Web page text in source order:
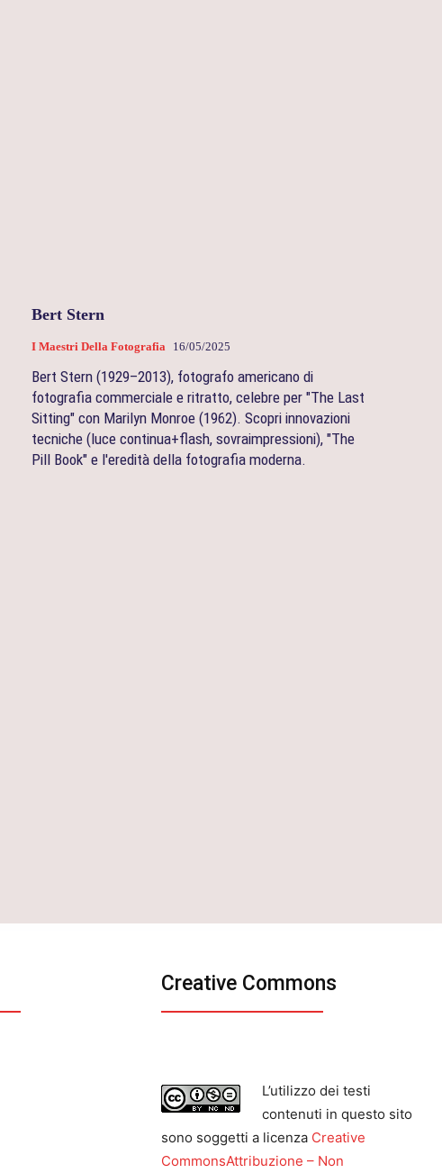
Bert Stern
I Maestri Della Fotografia 16/05/2025
Bert Stern (1929–2013), fotografo americano di
fotografia commerciale e ritratto, celebre per "The Last
Sitting" con Marilyn Monroe (1962). Scopri innovazioni
tecniche (luce continua+flash, sovraimpressioni), "The
Pill Book" e l'eredità della fotografia moderna.
Creative Commons
L’utilizzo dei testi
contenuti in questo sito
sono soggetti a licenza Creative
CommonsAttribuzione – Non